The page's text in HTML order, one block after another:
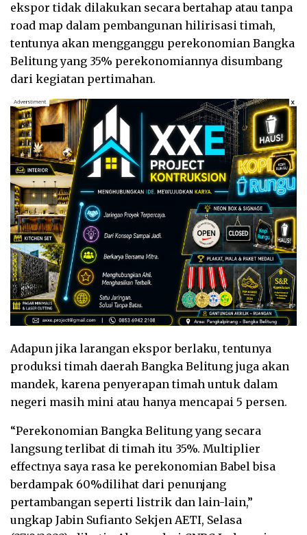
ekspor tidak dilakukan secara bertahap atau tanpa
road map dalam pembangunan hilirisasi timah,
tentunya akan mengganggu perekonomian Bangka
Belitung yang 35% perekonomiannya disumbang
dari kegiatan pertimahan.
Adapun jika larangan ekspor berlaku, tentunya
produksi timah daerah Bangka Belitung juga akan
mandek, karena penyerapan timah untuk dalam
negeri masih mini atau hanya mencapai 5 persen.
“Perekonomian Bangka Belitung yang secara
langsung terlibat di timah itu 35%. Multiplier
effectnya saya rasa ke perekonomian Babel bisa
berdampak 60%dilihat dari penunjang
pertambangan seperti listrik dan lain-lain,”
ungkap Jabin Sufianto Sekjen AETI, Selasa